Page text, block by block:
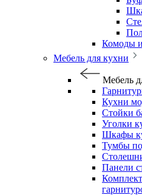
Комоды
Мебель для кухни
Мебель
Кухни
Стойки
Уголки
Шкафы
Тумбы
Панели